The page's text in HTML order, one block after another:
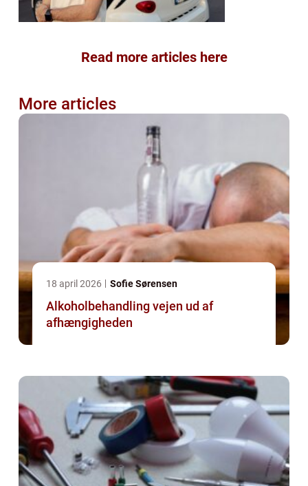
Read more articles here
More articles
18 april 2026 Sofie Sørensen
Alkoholbehandling vejen ud af
afhængigheden